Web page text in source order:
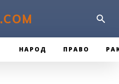
.COM
НАРОД ПРАВО